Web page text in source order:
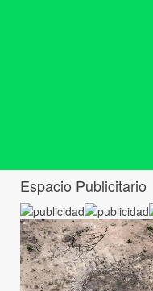
Espacio Publicitario